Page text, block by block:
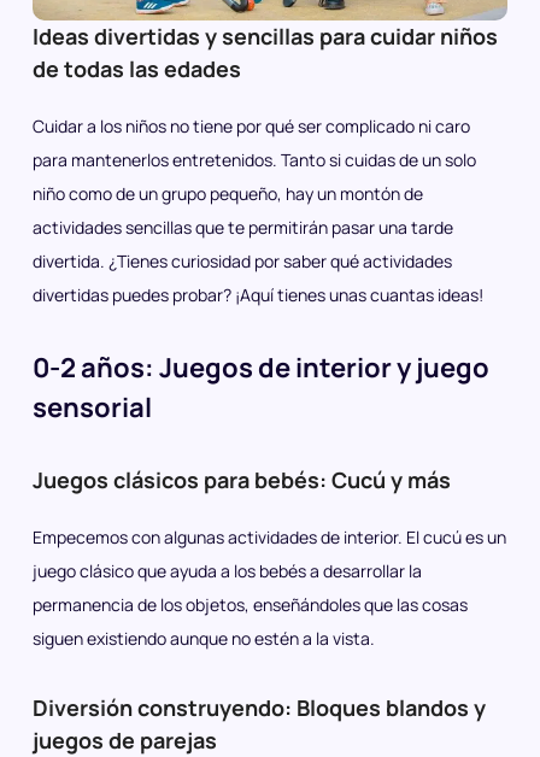
Ideas divertidas y sencillas para cuidar niños
de todas las edades
Cuidar a los niños no tiene por qué ser complicado ni caro
para mantenerlos entretenidos. Tanto si cuidas de un solo
niño como de un grupo pequeño, hay un montón de
actividades sencillas que te permitirán pasar una tarde
divertida. ¿Tienes curiosidad por saber qué actividades
divertidas puedes probar? ¡Aquí tienes unas cuantas ideas!
0-2 años: Juegos de interior y juego
sensorial
Juegos clásicos para bebés: Cucú y más
Empecemos con algunas actividades de interior. El cucú es un
juego clásico que ayuda a los bebés a desarrollar la
permanencia de los objetos, enseñándoles que las cosas
siguen existiendo aunque no estén a la vista.
Diversión construyendo: Bloques blandos y
juegos de parejas